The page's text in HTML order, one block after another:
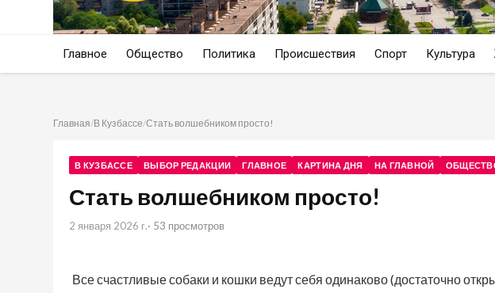
Главное Общество Политика Происшествия Спорт Культура
Главная/В Кузбассе/Стать волшебником просто!
В КУЗБАССЕ ВЫБОР РЕДАКЦИИ ГЛАВНОЕ КАРТИНА ДНЯ НА ГЛАВНОЙ
Стать волшебником просто!
2 января 2026 г.· 53 просмотров
Все счастливые собаки и кошки ведут себя одинаково (достаточно